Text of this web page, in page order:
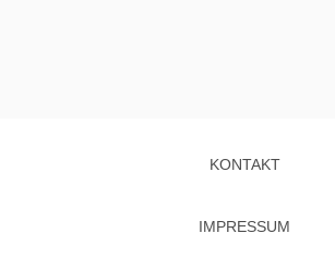
KONTAKT
IMPRESSUM